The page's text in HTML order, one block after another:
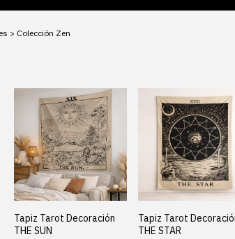
> Colección Zen
Tapiz Tarot Decoración
THE SUN
Tapiz Tarot
THE STAR